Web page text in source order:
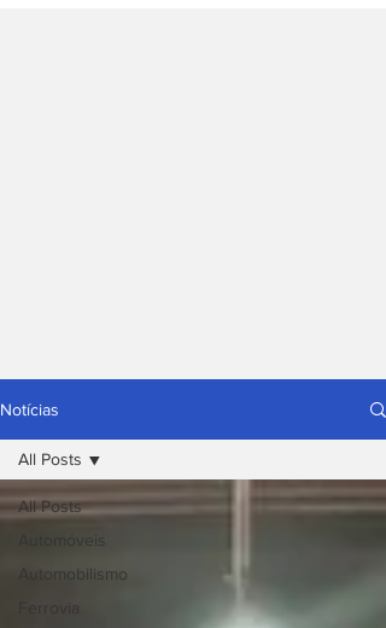
Notícias
All Posts
Automóveis
Automobilismo
Ferrovia
All Posts